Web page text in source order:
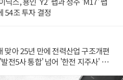
54조 투자 결정
맞아 25년 만에 전력산업 구조개편
전5사 통합' 넘어 '한전 지주사' 재편